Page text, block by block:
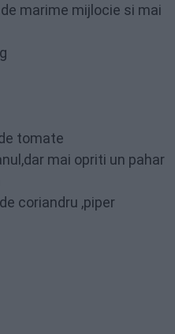
marime mijlocie si mai
tomate
mai opriti un pahar
coriandru ,piper